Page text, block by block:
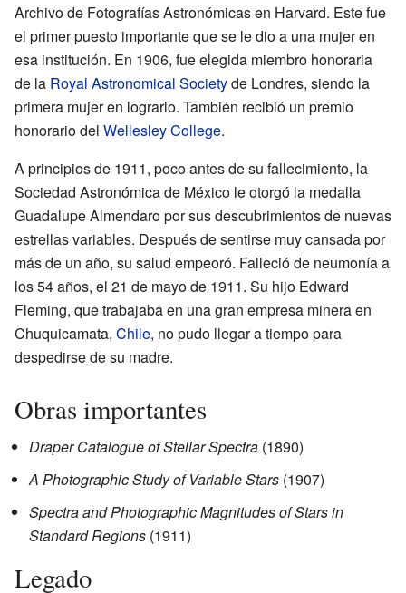
Archivo de Fotografías Astronómicas en Harvard. Este fue
el primer puesto importante que se le dio a una mujer en
esa institución. En 1906, fue elegida miembro honoraria
de la Royal Astronomical Societyde Londres, siendo la
primera mujer en lograrlo. También recibió un premio
honorario del Wellesley College.
A principios de 1911, poco antes de su fallecimiento, la
Sociedad Astronómica de México le otorgó la medalla
Guadalupe Almendaro por sus descubrimientos de nuevas
estrellas variables. Después de sentirse muy cansada por
más de un año, su salud empeoró. Falleció de neumonía a
los 54 años, el 21 de mayo de 1911. Su hijo Edward
Fleming, que trabajaba en una gran empresa minera en
Chuquicamata, Chile, no pudo llegar a tiempo para
despedirse de su madre.
Obras importantes
Draper Catalogue of Stellar Spectra (1890)
A Photographic Study of Variable Stars (1907)
Spectra and Photographic Magnitudes of Stars in
Standard Regions (1911)
Legado